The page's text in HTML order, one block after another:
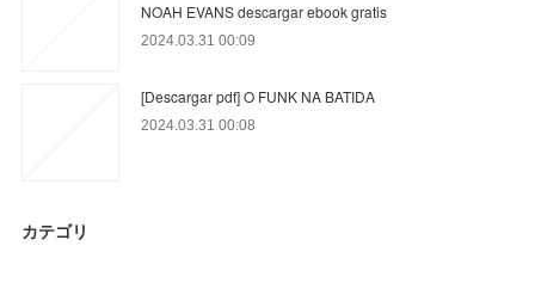
NOAH EVANS descargar ebook gratis
2024.03.31 00:09
[Descargar pdf] O FUNK NA BATIDA
2024.03.31 00:08
カテゴリ